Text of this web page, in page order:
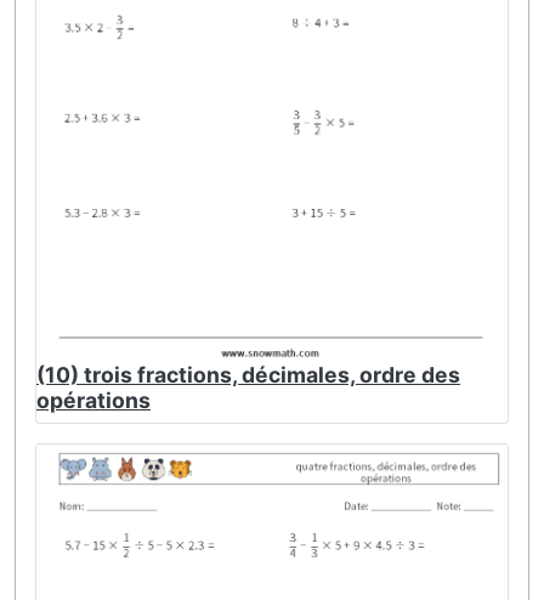
(10) trois fractions, décimales, ordre des
opérations